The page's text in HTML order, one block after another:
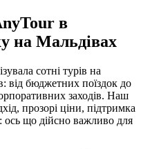
в
на Мальдівах
сотні турів на
від бюджетних поїздок до
заходів. Наш
прозорі ціни, підтримка
ось що дійсно важливо для